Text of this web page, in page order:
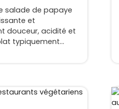
salade de papaye
et
douceur, acidité et
typiquement